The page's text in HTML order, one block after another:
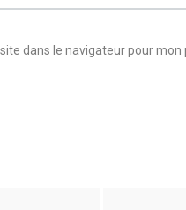
dans le navigateur pour